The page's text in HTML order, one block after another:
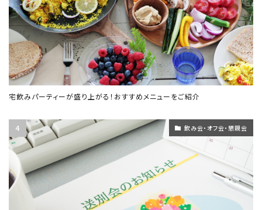
宅飲みパーティーが盛り上がる！おすすめメニューをご紹介
飲み会・オフ会・懇親会